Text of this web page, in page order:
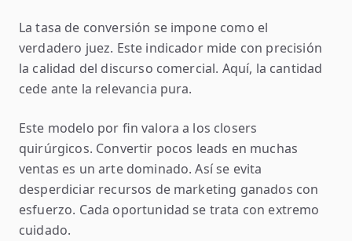
La tasa de conversión se impone como el
verdadero juez. Este indicador mide con precisión
la calidad del discurso comercial. Aquí, la cantidad
cede ante la relevancia pura.
Este modelo por fin valora a los closers
quirúrgicos. Convertir pocos leads en muchas
ventas es un arte dominado. Así se evita
desperdiciar recursos de marketing ganados con
esfuerzo. Cada oportunidad se trata con extremo
cuidado.